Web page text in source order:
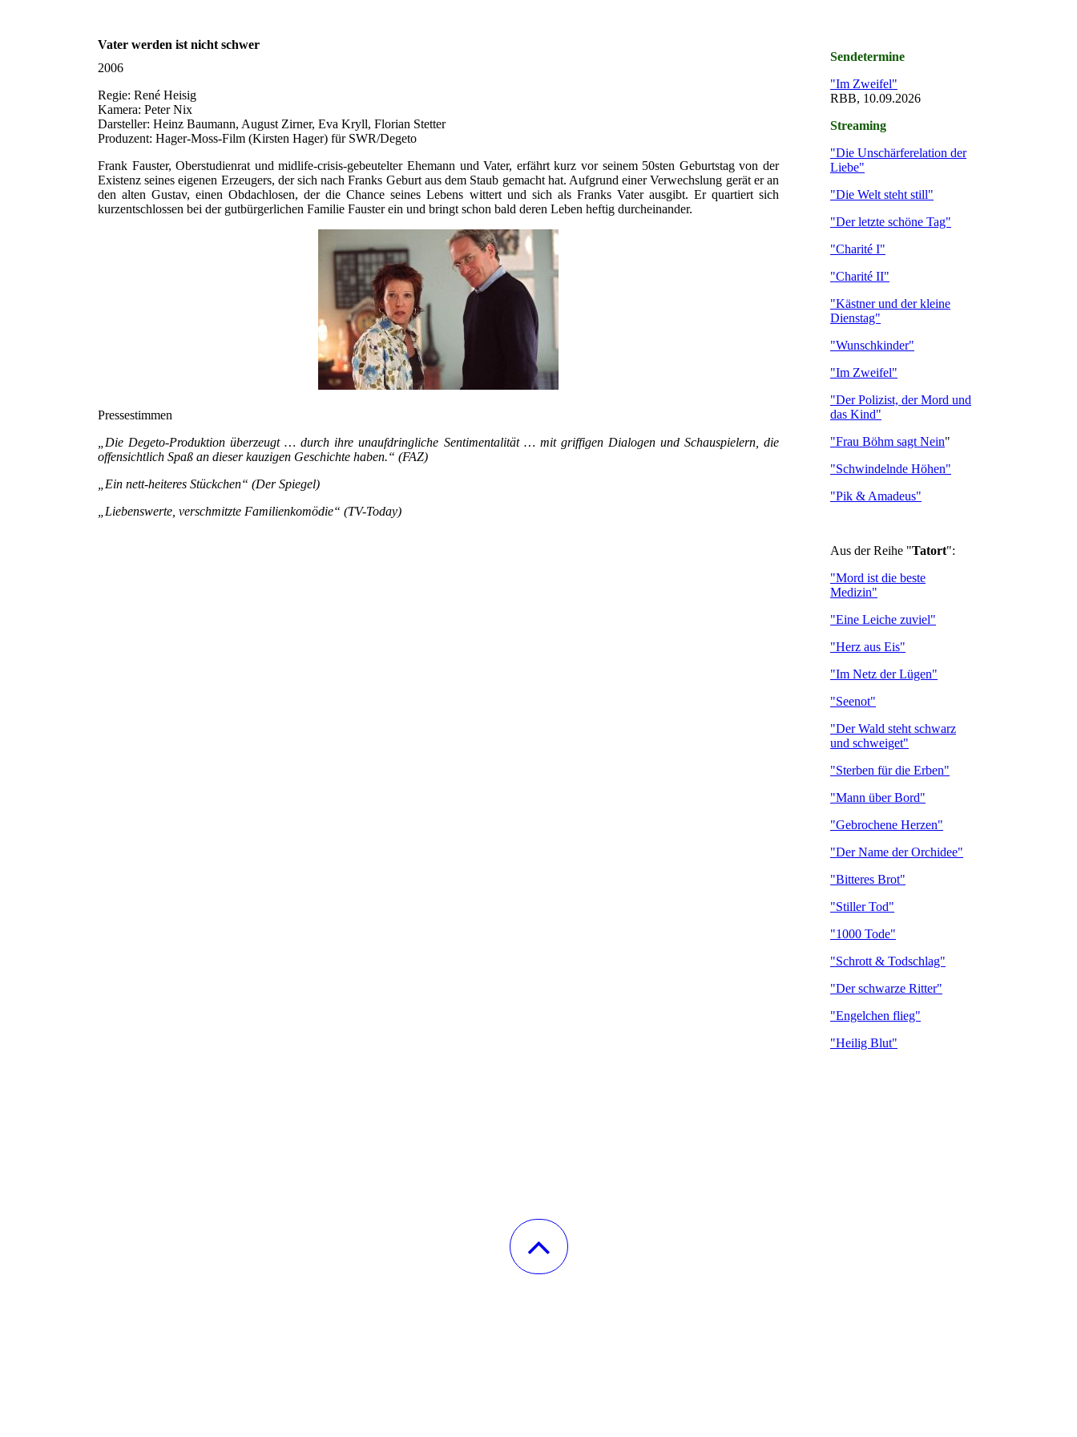
Vater werden ist nicht schwer
2006
Regie: René Heisig
Kamera: Peter Nix
Darsteller: Heinz Baumann, August Zirner, Eva Kryll, Florian Stetter
Produzent: Hager-Moss-Film (Kirsten Hager) für SWR/Degeto
Frank Fauster, Oberstudienrat und midlife-crisis-gebeutelter Ehemann und Vater, erfährt kurz vor seinem 50sten Geburtstag von der
Existenz seines eigenen Erzeugers, der sich nach Franks Geburt aus dem Staub gemacht hat. Aufgrund einer Verwechslung gerät er an
den alten Gustav, einen Obdachlosen, der die Chance seines Lebens wittert und sich als Franks Vater ausgibt. Er quartiert sich
kurzentschlossen bei der gutbürgerlichen Familie Fauster ein und bringt schon bald deren Leben heftig durcheinander.
Pressestimmen
„Die Degeto-Produktion überzeugt … durch ihre unaufdringliche Sentimentalität … mit griffigen Dialogen und Schauspielern, die
offensichtlich Spaß an dieser kauzigen Geschichte haben.“ (FAZ)
„Ein nett-heiteres Stückchen“ (Der Spiegel)
„Liebenswerte, verschmitzte Familienkomödie“ (TV-Today)
Sendetermine
"Im Zweifel"
RBB, 10.09.2026
Streaming
"Die Unschärferelation der
Liebe"
"Die Welt steht still"
"Der letzte schöne Tag"
"Charité I"
"Charité II"
"Kästner und der kleine
Dienstag"
"Wunschkinder"
"Im Zweifel"
"Der Polizist, der Mord und
das Kind"
"Frau Böhm sagt Nein"
"Schwindelnde Höhen"
"Pik & Amadeus"
Aus der Reihe "Tatort":
"Mord ist die beste
Medizin"
"Eine Leiche zuviel"
"Herz aus Eis"
"Im Netz der Lügen"
"Seenot"
"Der Wald steht schwarz
und schweiget"
"Sterben für die Erben"
"Mann über Bord"
"Gebrochene Herzen"
"Der Name der Orchidee"
"Bitteres Brot"
"Stiller Tod"
"1000 Tode"
"Schrott & Todschlag"
"Der schwarze Ritter"
"Engelchen flieg"
"Heilig Blut"